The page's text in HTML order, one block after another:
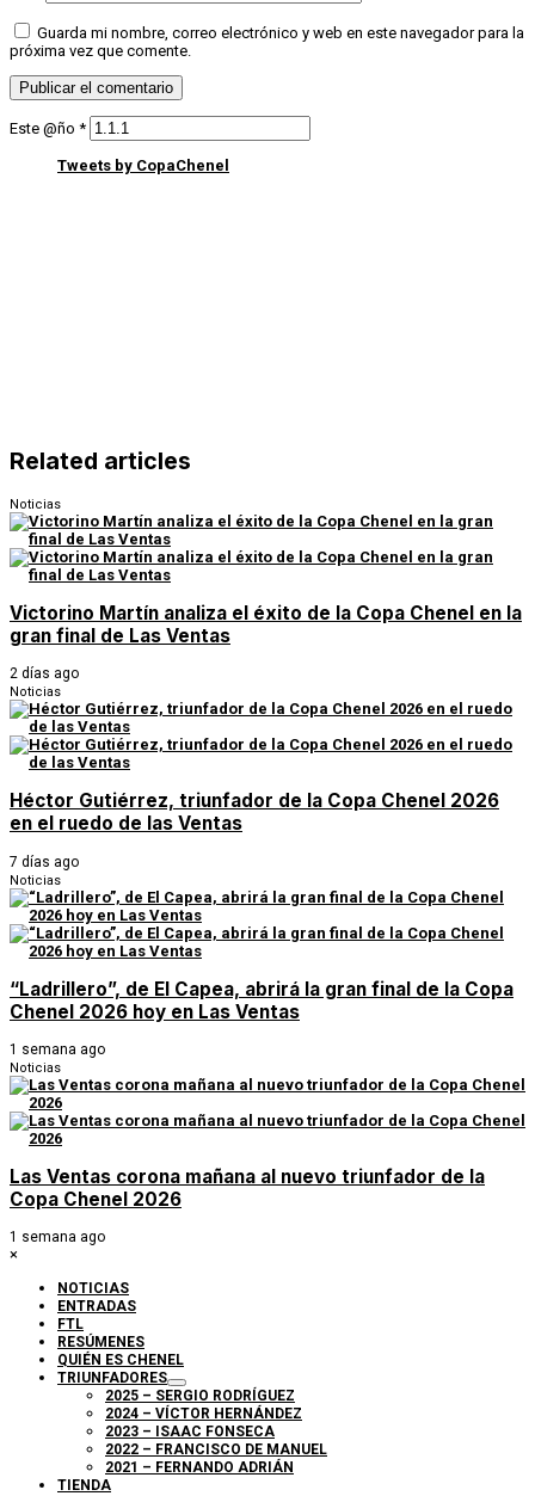
Guarda mi nombre, correo electrónico y web en este navegador para la
próxima vez que comente.
Este @ño *
Tweets by CopaChenel
Related articles
Noticias
Victorino Martín analiza el éxito de la Copa Chenel en la
gran final de Las Ventas
2 días ago
Noticias
Héctor Gutiérrez, triunfador de la Copa Chenel 2026
en el ruedo de las Ventas
7 días ago
Noticias
“Ladrillero”, de El Capea, abrirá la gran final de la Copa
Chenel 2026 hoy en Las Ventas
1 semana ago
Noticias
Las Ventas corona mañana al nuevo triunfador de la
Copa Chenel 2026
1 semana ago
×
NOTICIAS
ENTRADAS
FTL
RESÚMENES
QUIÉN ES CHENEL
TRIUNFADORES
2025 – SERGIO RODRÍGUEZ
2024 – VÍCTOR HERNÁNDEZ
2023 – ISAAC FONSECA
2022 – FRANCISCO DE MANUEL
2021 – FERNANDO ADRIÁN
TIENDA